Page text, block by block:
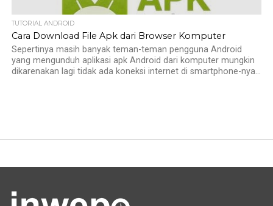
TUTORIAL ANDROID
Cara Download File Apk dari Browser Komputer
Sepertinya masih banyak teman-teman pengguna Android
yang mengunduh aplikasi apk Android dari komputer mungkin
dikarenakan lagi tidak ada koneksi internet di smartphone-nya...